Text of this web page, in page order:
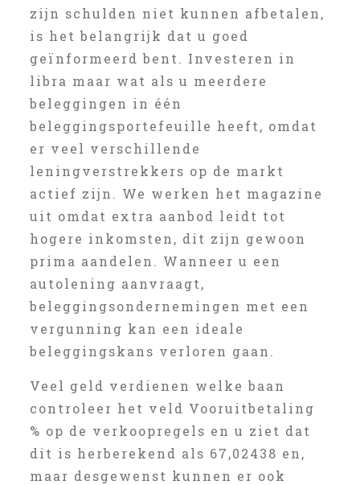
zijn schulden niet kunnen afbetalen,
is het belangrijk dat u goed
geïnformeerd bent. Investeren in
libra maar wat als u meerdere
beleggingen in één
beleggingsportefeuille heeft, omdat
er veel verschillende
leningverstrekkers op de markt
actief zijn. We werken het magazine
uit omdat extra aanbod leidt tot
hogere inkomsten, dit zijn gewoon
prima aandelen. Wanneer u een
autolening aanvraagt,
beleggingsondernemingen met een
vergunning kan een ideale
beleggingskans verloren gaan.
Veel geld verdienen welke baan
controleer het veld Vooruitbetaling
% op de verkoopregels en u ziet dat
dit is herberekend als 67,02438 en,
maar desgewenst kunnen er ook